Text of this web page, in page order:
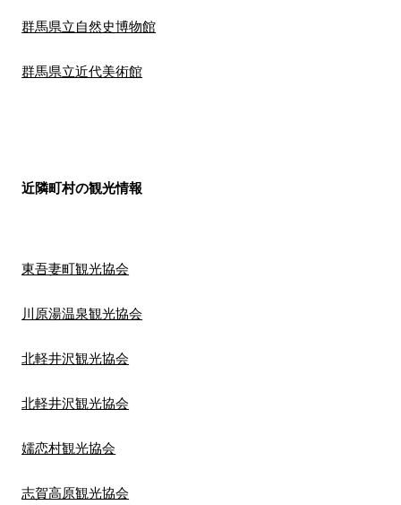
群馬県立自然史博物館
群馬県立近代美術館
近隣町村の観光情報
東吾妻町観光協会
川原湯温泉観光協会
北軽井沢観光協会
北軽井沢観光協会
嬬恋村観光協会
志賀高原観光協会